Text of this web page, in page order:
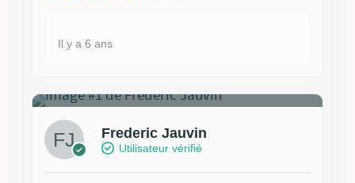
Il y a 6 ans
Frederic Jauvin
Utilisateur vérifié